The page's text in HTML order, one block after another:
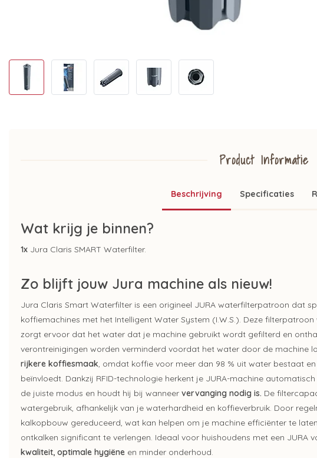
Product Informatie
Beschrijving Specificaties
Wat krijg je binnen?
1x Jura Claris SMART Waterfilter.
Zo blijft jouw Jura machine als nieuw!
Jura Claris Smart Waterfilter is een origineel JURA waterfilterpatroon dat
koffiemachines met het Intelligent Water System (I.W.S.). Deze
zorgt ervoor dat het water dat je machine gebruikt wordt gefilterd en
verontreinigingen worden verminderd voordat het water door de machine
rijkere koffiesmaak, omdat koffie voor meer dan 98 % uit water bestaat
beïnvloedt. Dankzij RFID-technologie herkent je JURA-machine
de juiste modus en houdt hij bij wanneer vervanging nodig is. De
watergebruik, afhankelijk van je waterhardheid en koffieverbruik. Door
kalkopbouw gereduceerd, wat kan helpen om je machine efficiënter te
ontkalken significant te verlengen. Ideaal voor huishoudens met een JURA
kwaliteit, optimale hygiëne en minder onderhoud.